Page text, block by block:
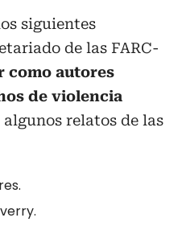
siguientes
de las FARC-
como autores
de violencia
relatos de las